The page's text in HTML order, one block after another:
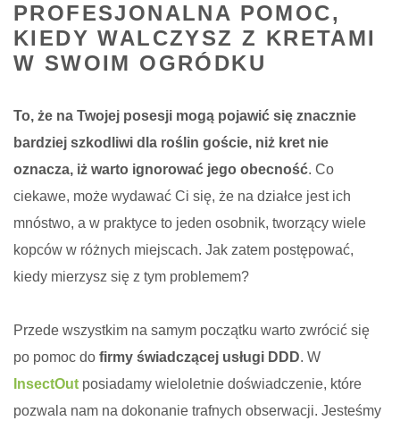
PROFESJONALNA POMOC,
KIEDY WALCZYSZ Z KRETAMI
W SWOIM OGRÓDKU
To, że na Twojej posesji mogą pojawić się znacznie
bardziej szkodliwi dla roślin goście, niż kret nie
oznacza, iż warto ignorować jego obecność. Co
ciekawe, może wydawać Ci się, że na działce jest ich
mnóstwo, a w praktyce to jeden osobnik, tworzący wiele
kopców w różnych miejscach. Jak zatem postępować,
kiedy mierzysz się z tym problemem?
Przede wszystkim na samym początku warto zwrócić się
po pomoc do firmy świadczącej usługi DDD. W
InsectOut posiadamy wieloletnie doświadczenie, które
pozwala nam na dokonanie trafnych obserwacji. Jesteśmy